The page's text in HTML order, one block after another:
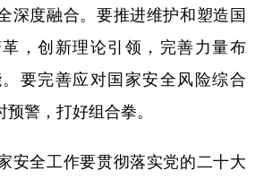
深度融合。要推进维护和塑造国
，创新理论引领，完善力量布
要完善应对国家安全风险综合
警，打好组合拳。
全工作要贯彻落实党的二十大